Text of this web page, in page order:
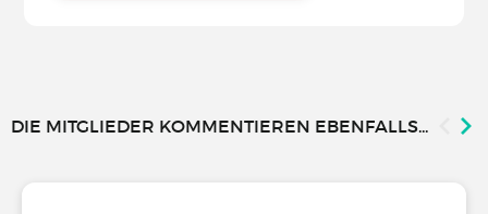
DIE MITGLIEDER KOMMENTIEREN EBENFALLS...